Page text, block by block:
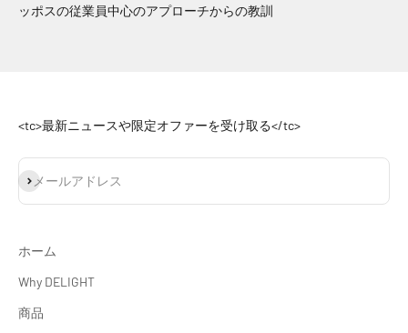
ッポスの従業員中心のアプローチからの教訓
<tc>最新ニュースや限定オファーを受け取る</tc>
メールアドレス
登録
ホーム
Why DELIGHT
商品